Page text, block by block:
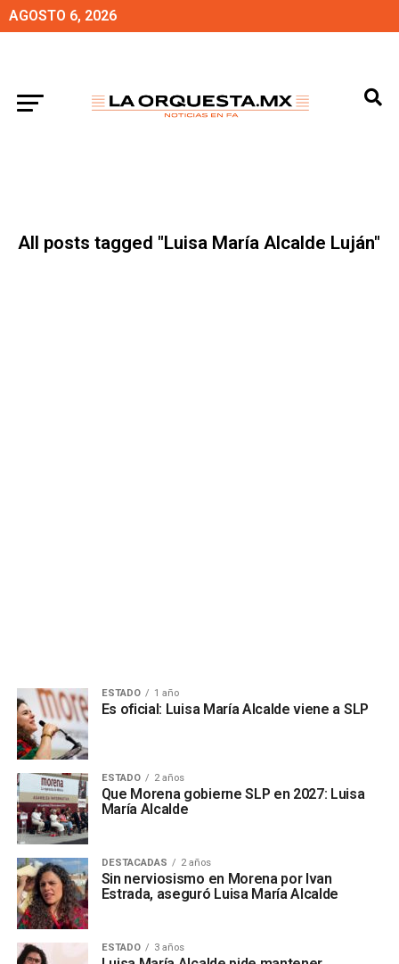
AGOSTO 6, 2026
All posts tagged "Luisa María Alcalde Luján"
ESTADO 1 año
Es oficial: Luisa María Alcalde viene a SLP
ESTADO 2 años
Que Morena gobierne SLP en 2027: Luisa
María Alcalde
DESTACADAS 2 años
Sin nerviosismo en Morena por Ivan
Estrada, aseguró Luisa María Alcalde
ESTADO 3 años